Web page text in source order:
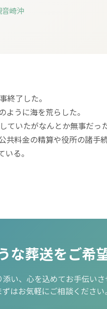
崎沖
終了した。
うに海を荒らした。
ていたがなんとか無事だった
共料金の精算や役所の諸手
る。
な葬送をご希
い、心を込めてお手伝いさ
ずはお気軽にご相談ください。